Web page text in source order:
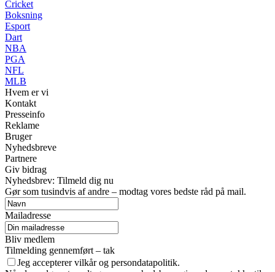
Cricket
Boksning
Esport
Dart
NBA
PGA
NFL
MLB
Hvem er vi
Kontakt
Presseinfo
Reklame
Bruger
Nyhedsbreve
Partnere
Giv bidrag
Nyhedsbrev: Tilmeld dig nu
Gør som tusindvis af andre – modtag vores bedste råd på mail.
Mailadresse
Bliv medlem
Tilmelding gennemført – tak
Jeg accepterer vilkår og persondatapolitik.